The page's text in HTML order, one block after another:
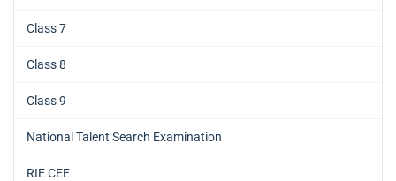
Class 7
Class 8
Class 9
National Talent Search Examination
RIE CEE